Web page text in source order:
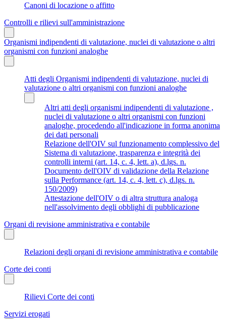
Canoni di locazione o affitto
Controlli e rilievi sull'amministrazione
Organismi indipendenti di valutazione, nuclei di valutazione o altri
organismi con funzioni analoghe
Atti degli Organismi indipendenti di valutazione, nuclei di
valutazione o altri organismi con funzioni analoghe
Altri atti degli organismi indipendenti di valutazione ,
nuclei di valutazione o altri organismi con funzioni
analoghe, procedendo all'indicazione in forma anonima
dei dati personali
Relazione dell'OIV sul funzionamento complessivo del
Sistema di valutazione, trasparenza e integrità dei
controlli interni (art. 14, c. 4, lett. a), d.lgs. n.
Documento dell'OIV di validazione della Relazione
sulla Performance (art. 14, c. 4, lett. c), d.lgs. n.
150/2009)
Attestazione dell'OIV o di altra struttura analoga
nell'assolvimento degli obblighi di pubblicazione
Organi di revisione amministrativa e contabile
Relazioni degli organi di revisione amministrativa e contabile
Corte dei conti
Rilievi Corte dei conti
Servizi erogati